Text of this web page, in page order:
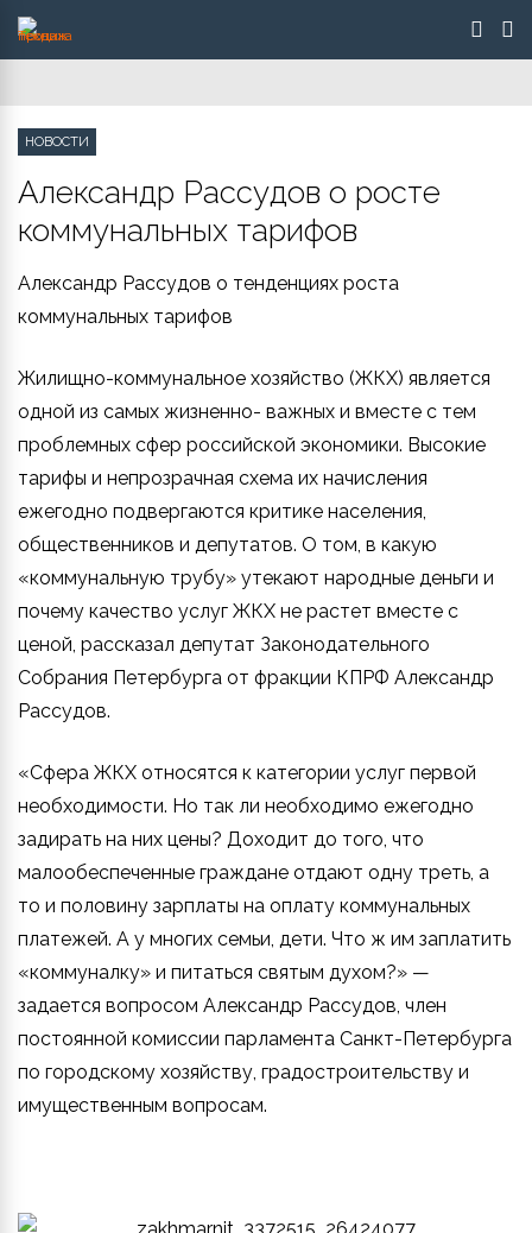
НОВОСТИ
Александр Рассудов о росте
коммунальных тарифов
Александр Рассудов о тенденциях роста
коммунальных тарифов
Жилищно-коммунальное хозяйство (ЖКХ) является
одной из самых жизненно- важных и вместе с тем
проблемных сфер российской экономики. Высокие
тарифы и непрозрачная схема их начисления
ежегодно подвергаются критике населения,
общественников и депутатов. О том, в какую
«коммунальную трубу» утекают народные деньги и
почему качество услуг ЖКХ не растет вместе с
ценой, рассказал депутат Законодательного
Собрания Петербурга от фракции КПРФ Александр
Рассудов.
«Сфера ЖКХ относятся к категории услуг первой
необходимости. Но так ли необходимо ежегодно
задирать на них цены? Доходит до того, что
малообеспеченные граждане отдают одну треть, а
то и половину зарплаты на оплату коммунальных
платежей. А у многих семьи, дети. Что ж им заплатить
«коммуналку» и питаться святым духом?» —
задается вопросом Александр Рассудов, член
постоянной комиссии парламента Санкт-Петербурга
по городскому хозяйству, градостроительству и
имущественным вопросам.